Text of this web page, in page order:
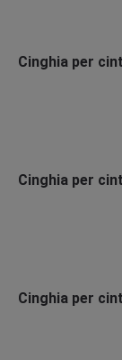
Cinghia per
Cinghia per
Cinghia per